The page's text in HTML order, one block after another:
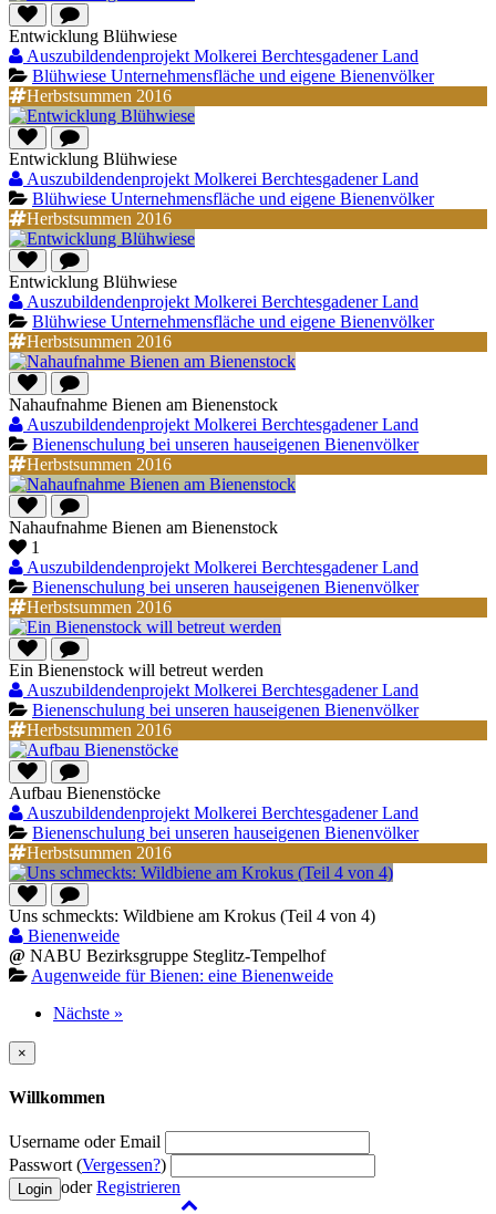
Entwicklung Blühwiese
Auszubildendenprojekt Molkerei Berchtesgadener Land
Blühwiese Unternehmensfläche und eigene Bienenvölker
Herbstsummen 2016
Entwicklung Blühwiese
Auszubildendenprojekt Molkerei Berchtesgadener Land
Blühwiese Unternehmensfläche und eigene Bienenvölker
Herbstsummen 2016
Entwicklung Blühwiese
Auszubildendenprojekt Molkerei Berchtesgadener Land
Blühwiese Unternehmensfläche und eigene Bienenvölker
Herbstsummen 2016
Nahaufnahme Bienen am Bienenstock
Auszubildendenprojekt Molkerei Berchtesgadener Land
Bienenschulung bei unseren hauseigenen Bienenvölker
Herbstsummen 2016
Nahaufnahme Bienen am Bienenstock
1
Auszubildendenprojekt Molkerei Berchtesgadener Land
Bienenschulung bei unseren hauseigenen Bienenvölker
Herbstsummen 2016
Ein Bienenstock will betreut werden
Auszubildendenprojekt Molkerei Berchtesgadener Land
Bienenschulung bei unseren hauseigenen Bienenvölker
Herbstsummen 2016
Aufbau Bienenstöcke
Auszubildendenprojekt Molkerei Berchtesgadener Land
Bienenschulung bei unseren hauseigenen Bienenvölker
Herbstsummen 2016
Uns schmeckts: Wildbiene am Krokus (Teil 4 von 4)
Bienenweide
@ NABU Bezirksgruppe Steglitz-Tempelhof
Augenweide für Bienen: eine Bienenweide
Nächste »
×
Willkommen
Username oder Email
Passwort (Vergessen?)
oderRegistrieren